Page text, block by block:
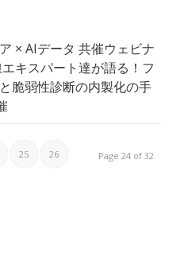
× AIデータ 共催ウェビナ
キスパート達が語る！フ
脆弱性診断の内製化の手
Page 24 of 32
25 26